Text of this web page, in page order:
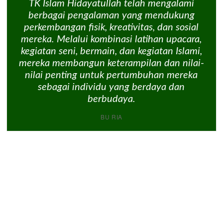
TK Islam Hidayatullah telah mengalami
berbagai pengalaman yang mendukung
perkembangan fisik, kreativitas, dan sosial
mereka. Melalui kombinasi latihan upacara,
kegiatan seni, bermain, dan kegiatan Islami,
mereka membangun keterampilan dan nilai-
nilai penting untuk pertumbuhan mereka
sebagai individu yang berdaya dan
berbudaya.
BU RIA